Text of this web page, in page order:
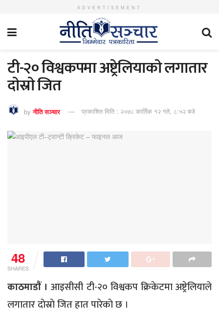
ADVERTISEMENT
टी-२० विश्वकपमा अष्ट्रेलियाकाे लगातार
दाेस्राे जित
by नीति सञ्चार प्रकाशित मिति : २०७८ कार्तिक १२ गते, ८:५२ बजे
48
SHARES
काठमाडाैं । आइसीसी टी-२० विश्वकप क्रिकेटमा अष्ट्रेलियाले
लगातार दाेस्राे जित हात पारेकाे छ ।